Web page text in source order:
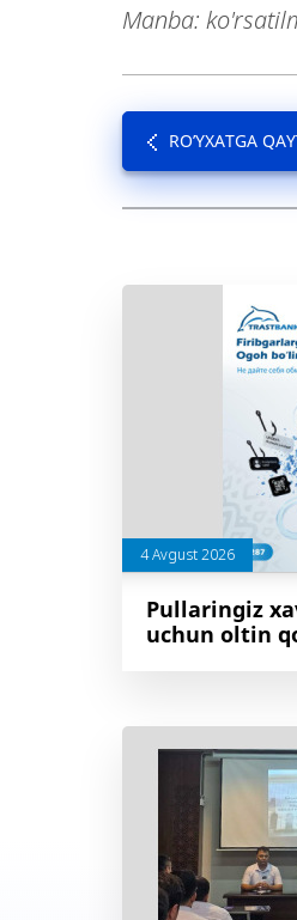
Manba:
RO’YXATGA
4 Avgust 2026
Pullaringiz
uchun oltin